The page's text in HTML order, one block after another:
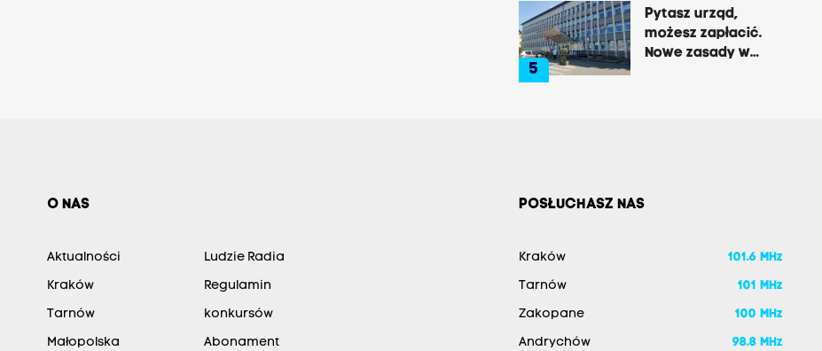
do lasu
5
Pytasz urząd,
możesz zapłacić.
Nowe zasady w
O NAS
Aktualności
Kraków
Tarnów
Małopolska
Ludzie Radia
Regulamin
konkursów
Abonament
POSŁUCHASZ NAS
Kraków 101.6 MHz
Tarnów 101 MHz
Zakopane 100 MHz
Andrychów 98.8 MHz